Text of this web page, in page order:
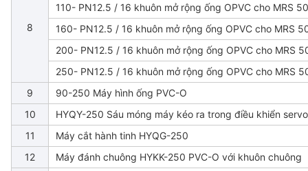
8
110- PN12.5 / 16 khuôn mở rộng ống OPVC cho MRS
160- PN12.5 / 16 khuôn mở rộng ống OPVC cho MRS
200- PN12.5 / 16 khuôn mở rộng ống OPVC cho MRS
250- PN12.5 / 16 khuôn mở rộng ống OPVC cho MRS
9
90-250 Máy hình ống PVC-O
10
HYQY-250 Sáu móng máy kéo ra trong điều khiển servo
11
Máy cắt hành tinh HYQG-250
12
Máy đánh chuông HYKK-250 PVC-O với khuôn chuông